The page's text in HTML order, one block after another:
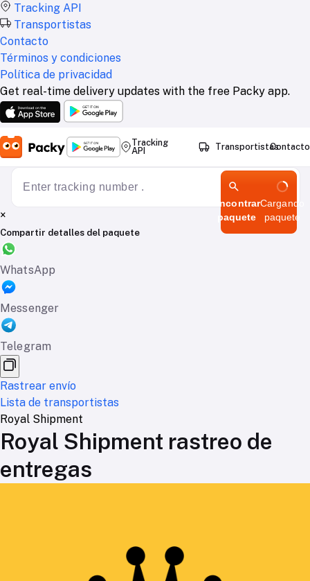
Tracking API
Transportistas
Contacto
Términos y condiciones
Política de privacidad
Get real-time delivery updates with the free Packy app.
Tracking
API
TransportistasContacto
Encontrar
paquete
Cargando
paquete
×
Compartir detalles del paquete
WhatsApp
Messenger
Telegram
Rastrear envío
Lista de transportistas
Royal Shipment
Royal Shipment rastreo de
entregas